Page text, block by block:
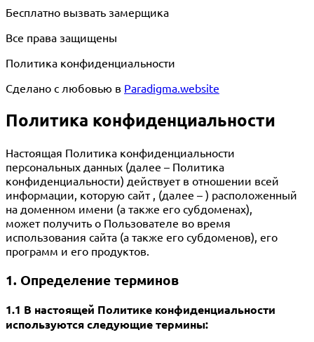
Бесплатно вызвать замерщика
Все права защищены
Политика конфиденциальности
Сделано с любовью в Paradigma.website
Политика конфиденциальности
Настоящая Политика конфиденциальности
персональных данных (далее – Политика
конфиденциальности) действует в отношении всей
информации, которую сайт , (далее – ) расположенный
на доменном имени (а также его субдоменах),
может получить о Пользователе во время
использования сайта (а также его субдоменов), его
программ и его продуктов.
1. Определение терминов
1.1 В настоящей Политике конфиденциальности
используются следующие термины: